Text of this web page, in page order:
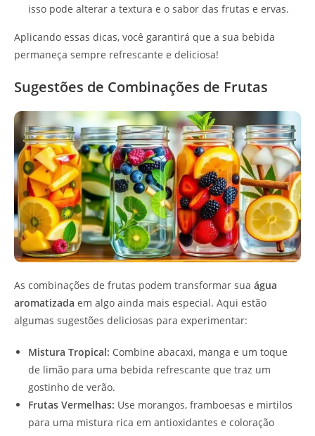
isso pode alterar a textura e o sabor das frutas e ervas.
Aplicando essas dicas, você garantirá que a sua bebida
permaneça sempre refrescante e deliciosa!
Sugestões de Combinações de Frutas
As combinações de frutas podem transformar sua água
aromatizada em algo ainda mais especial. Aqui estão
algumas sugestões deliciosas para experimentar:
Mistura Tropical: Combine abacaxi, manga e um toque
de limão para uma bebida refrescante que traz um
gostinho de verão.
Frutas Vermelhas: Use morangos, framboesas e mirtilos
para uma mistura rica em antioxidantes e coloração